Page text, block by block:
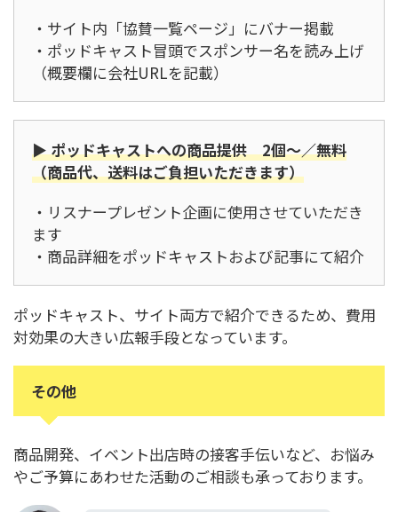
・サイト内「協賛一覧ページ」にバナー掲載
・ポッドキャスト冒頭でスポンサー名を読み上げ
（概要欄に会社URLを記載）
▶ ポッドキャストへの商品提供 2個～／無料
（商品代、送料はご負担いただきます）
・リスナープレゼント企画に使用させていただき
ます
・商品詳細をポッドキャストおよび記事にて紹介
ポッドキャスト、サイト両方で紹介できるため、費用
対効果の大きい広報手段となっています。
その他
商品開発、イベント出店時の接客手伝いなど、お悩み
やご予算にあわせた活動のご相談も承っております。